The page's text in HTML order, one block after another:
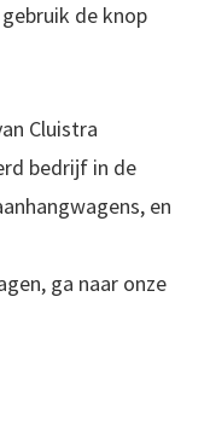
de knop
Cluistra
bedrijf in de
en
ga naar onze